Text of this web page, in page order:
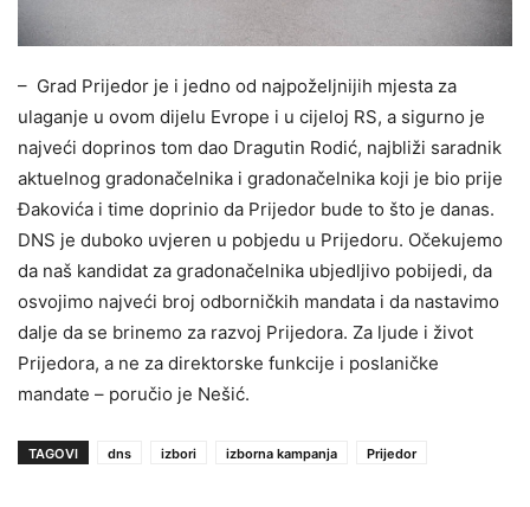
– Grad Prijedor je i jedno od najpoželjnijih mjesta za
ulaganje u ovom dijelu Evrope i u cijeloj RS, a sigurno je
najveći doprinos tom dao Dragutin Rodić, najbliži saradnik
aktuelnog gradonačelnika i gradonačelnika koji je bio prije
Đakovića i time doprinio da Prijedor bude to što je danas.
DNS je duboko uvjeren u pobjedu u Prijedoru. Očekujemo
da naš kandidat za gradonačelnika ubjedljivo pobijedi, da
osvojimo najveći broj odborničkih mandata i da nastavimo
dalje da se brinemo za razvoj Prijedora. Za ljude i život
Prijedora, a ne za direktorske funkcije i poslaničke
mandate – poručio je Nešić.
TAGOVI dns izbori izborna kampanja Prijedor